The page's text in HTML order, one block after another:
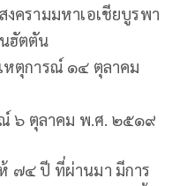
ครามมหาเอเชียบูรพา
ฮัตตัน
ตุการณ์ ๑๔ ตุลาคม
๖ ตุลาคม พ.ศ. ๒๕๑๙
๗๔ ปี ที่ผ่านมา มีการ